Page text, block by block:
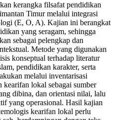
kerangka filsafat pendidikan
Timur melalui integrasi
(E, O, A). Kajian ini berangkat
yang seragam, sehingga
sebagai pelengkap dan
Metode yang digunakan
konseptual terhadap literatur
pendidikan karakter, serta
melalui inventarisasi
kearifan lokal sebagai sumber
dibina, dan orientasi nilai, lalu
yang operasional. Hasil kajian
kearifan lokal perlu